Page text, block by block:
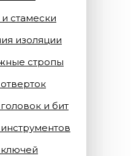
стамески
изоляции
стропы
и бит